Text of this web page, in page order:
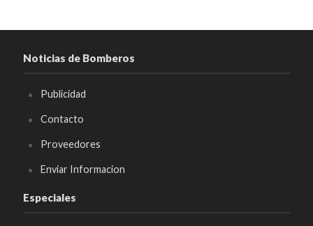
Noticias de Bomberos
Publicidad
Contacto
Proveedores
Enviar Informacion
Especiales